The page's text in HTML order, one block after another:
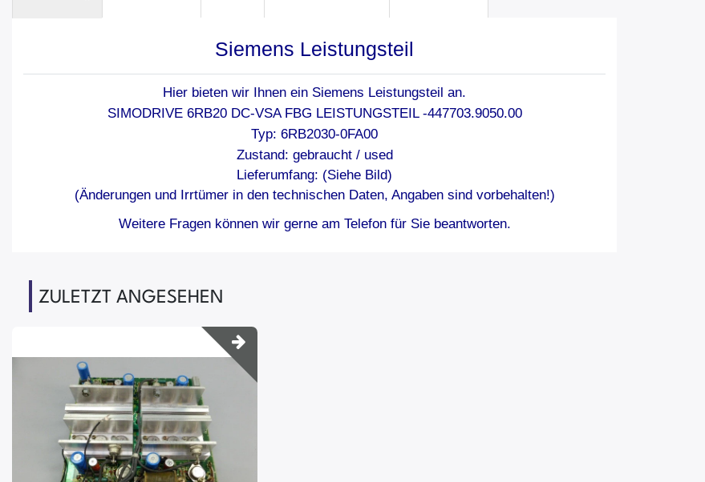
Siemens Leistungsteil
Hier bieten wir Ihnen ein Siemens Leistungsteil an.
SIMODRIVE 6RB20 DC-VSA FBG LEISTUNGSTEIL -447703.9050.00
Typ: 6RB2030-0FA00
Zustand: gebraucht / used
Lieferumfang: (Siehe Bild)
(Änderungen und Irrtümer in den technischen Daten, Angaben sind vorbehalten!)
Weitere Fragen können wir gerne am Telefon für Sie beantworten.
ZULETZT ANGESEHEN